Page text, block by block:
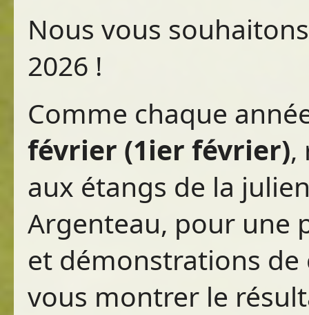
Nous vous
2026 !
Comme chaque
février (1ier février),
aux étangs de la
Argenteau, pour une
et démonstrations de
vous montrer le